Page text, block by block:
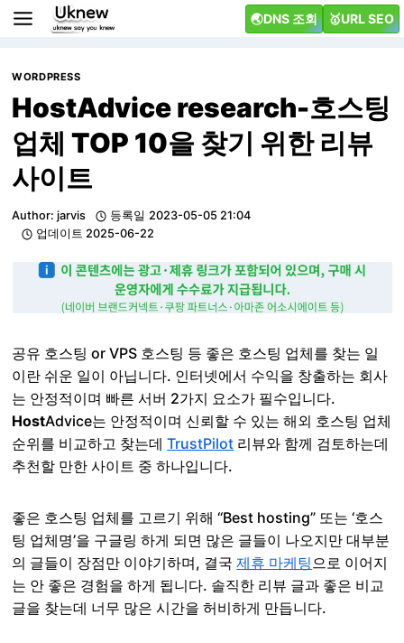
Skip
🌏DNS 조회 🥇URL SEO
WORDPRESS
HostAdvice research-호스팅
업체 TOP 10을 찾기 위한 리뷰
사이트
Author: jarvis 등록일 2023-05-05 21:04
업데이트 2025-06-22
공유 호스팅 or VPS 호스팅 등 좋은 호스팅 업체를 찾는 일
이란 쉬운 일이 아닙니다. 인터넷에서 수익을 창출하는 회사
는 안정적이며 빠른 서버 2가지 요소가 필수입니다.
HostAdvice는 안정적이며 신뢰할 수 있는 해외 호스팅 업체
순위를 비교하고 찾는데TrustPilot 리뷰와 함께 검토하는데
추천할 만한 사이트 중 하나입니다.
좋은 호스팅 업체를 고르기 위해 “Best hosting” 또는 ‘호스
팅 업체명’을 구글링 하게 되면 많은 글들이 나오지만 대부분
의 글들이 장점만 이야기하며, 결국제휴 마케팅으로 이어지
는 안 좋은 경험을 하게 됩니다. 솔직한 리뷰 글과 좋은 비교
글을 찾는데 너무 많은 시간을 허비하게 만듭니다.